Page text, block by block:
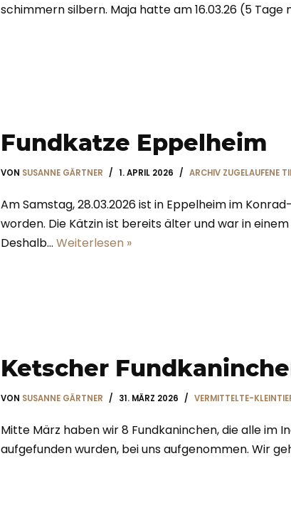
schimmern silbern. Maja hatte am 16.03.26 (5 Tage
Fundkatze Eppelheim
VON SUSANNE GÄRTNER 1. APRIL 2026 ARCHIV ZUGELAUFENE
Am Samstag, 28.03.2026 ist in Eppelheim im
worden. Die Kätzin ist bereits älter und war in
Deshalb… Weiterlesen »
Ketscher
VON SUSANNE GÄRTNER 31. MÄRZ 2026 VERMITTELTE-
Mitte März haben wir 8 Fundkaninchen, die alle im
aufgefunden wurden, bei uns aufgenommen. Wir